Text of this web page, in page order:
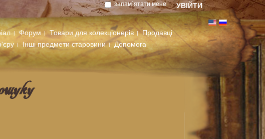
запам`ятати мене
Форум Товари для колекціонерів
Продавці
Інші предмети старовини Допомога